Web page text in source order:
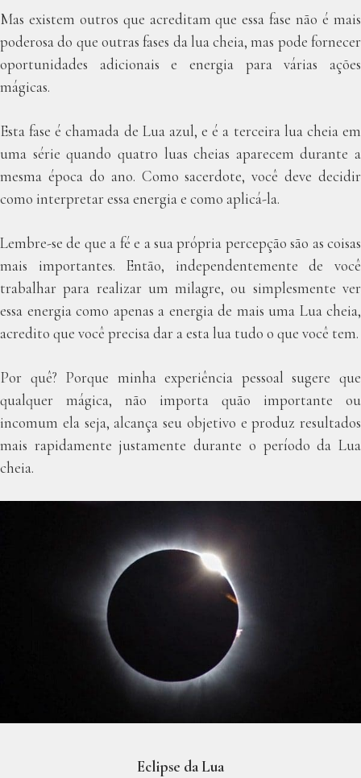
Mas existem outros que acreditam que essa fase não é mais
poderosa do que outras fases da lua cheia, mas pode fornecer
oportunidades adicionais e energia para várias ações
mágicas.
Esta fase é chamada de Lua azul, e é a terceira lua cheia em
uma série quando quatro luas cheias aparecem durante a
mesma época do ano. Como sacerdote, você deve decidir
como interpretar essa energia e como aplicá-la.
Lembre-se de que a fé e a sua própria percepção são as coisas
mais importantes. Então, independentemente de você
trabalhar para realizar um milagre, ou simplesmente ver
essa energia como apenas a energia de mais uma Lua cheia,
acredito que você precisa dar a esta lua tudo o que você tem.
Por quê? Porque minha experiência pessoal sugere que
qualquer mágica, não importa quão importante ou
incomum ela seja, alcança seu objetivo e produz resultados
mais rapidamente justamente durante o período da Lua
cheia.
Eclipse da Lua